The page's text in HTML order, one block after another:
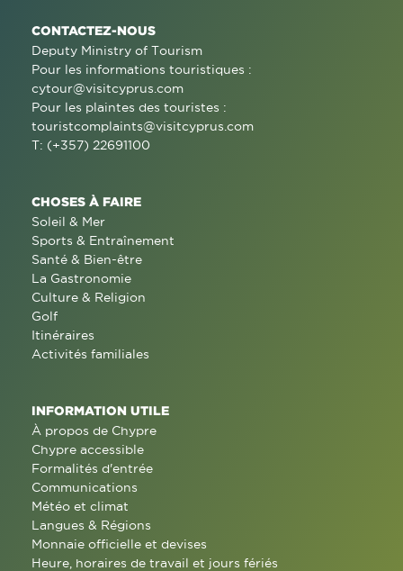
CONTACTEZ-NOUS
Deputy Ministry of Tourism
Pour les informations touristiques :
cytour@visitcyprus.com
Pour les plaintes des touristes :
touristcomplaints@visitcyprus.com
T: (+357) 22691100
CHOSES À FAIRE
Soleil & Mer
Sports & Entraînement
Santé & Bien-être
La Gastronomie
Culture & Religion
Golf
Itinéraires
Activités familiales
INFORMATION UTILE
À propos de Chypre
Chypre accessible
Formalités d'entrée
Communications
Météo et climat
Langues & Régions
Monnaie officielle et devises
Heure, horaires de travail et jours fériés